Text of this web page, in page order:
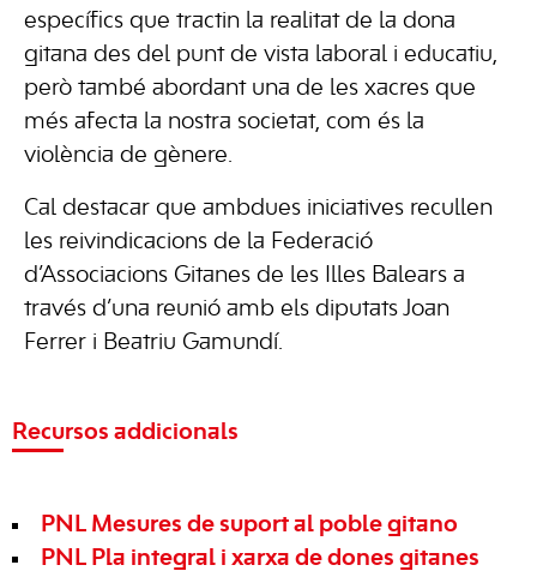
específics que tractin la realitat de la dona
gitana des del punt de vista laboral i educatiu,
però també abordant una de les xacres que
més afecta la nostra societat, com és la
violència de gènere.
Cal destacar que ambdues iniciatives recullen
les reivindicacions de la Federació
d’Associacions Gitanes de les Illes Balears a
través d’una reunió amb els diputats Joan
Ferrer i Beatriu Gamundí.
Recursos addicionals
PNL Mesures de suport al poble gitano
PNL Pla integral i xarxa de dones gitanes